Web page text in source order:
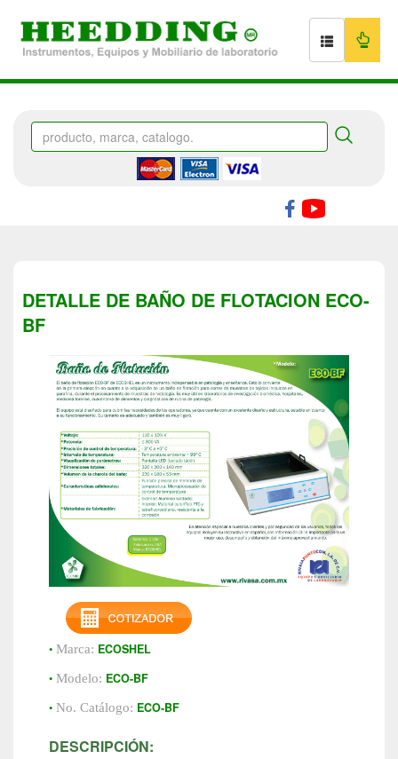
DETALLE DE BAÑO DE FLOTACION ECO-
BF
• Marca: ECOSHEL
• Modelo: ECO-BF
• No. Catálogo: ECO-BF
DESCRIPCIÓN: